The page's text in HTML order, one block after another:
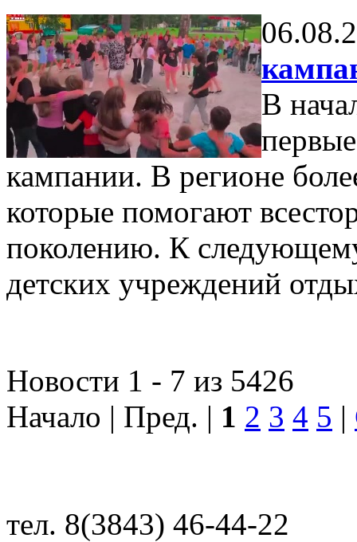
В
кампании. В регионе
которые помогают
поколению. К
детских учреждений
Новости 1 - 7 из 5426
Начало | Пред. | 1 2 3 4 5 |
тел. 8(3843) 46-44-22